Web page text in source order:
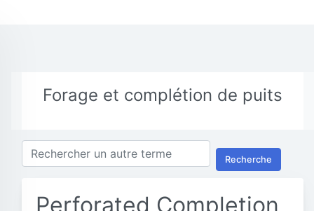
Forage et complétion de puits
Recherche
Perforated Completion